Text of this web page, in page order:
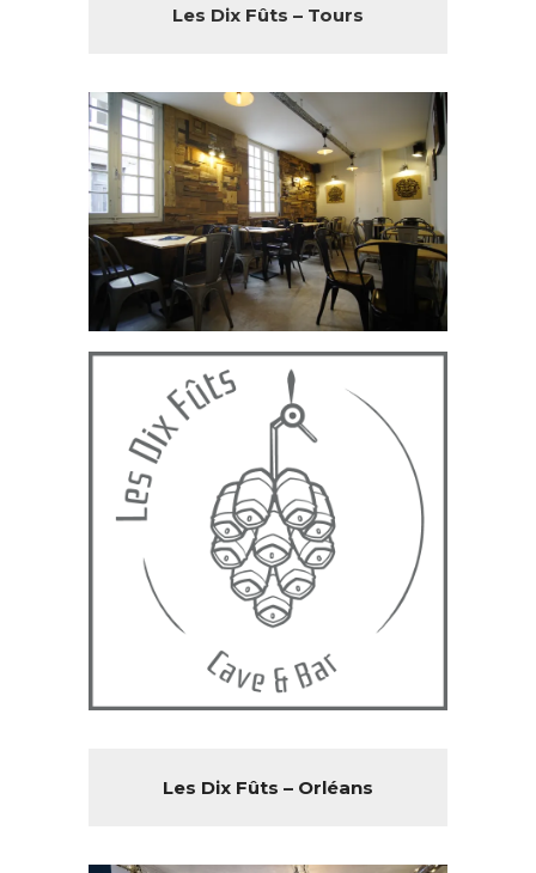
Les Dix Fûts – Tours
Les Dix Fûts – Orléans